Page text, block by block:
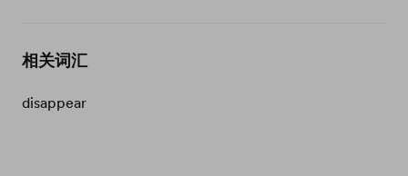
相关词汇
disappear